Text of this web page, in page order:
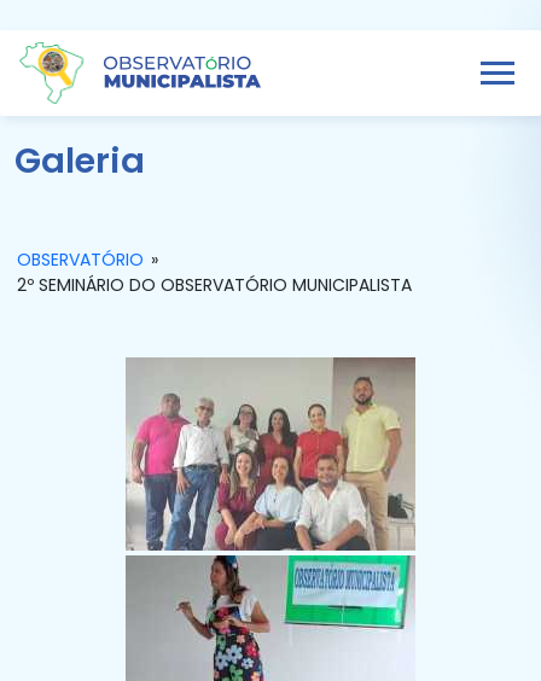
Galeria
OBSERVATÓRIO »
2º SEMINÁRIO DO OBSERVATÓRIO MUNICIPALISTA